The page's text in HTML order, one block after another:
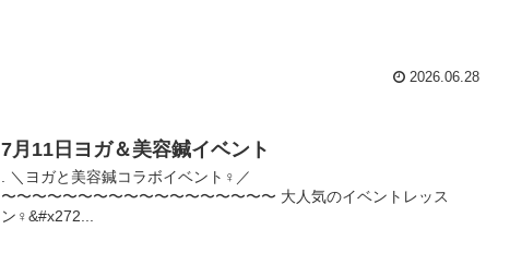
2026.06.28
7月11日ヨガ＆美容鍼イベント
. ＼ヨガと美容鍼コラボイベント‍♀️／
〜〜〜〜〜〜〜〜〜〜〜〜〜〜〜〜〜〜 大人気のイベントレッス
ン‍♀️&#x272...